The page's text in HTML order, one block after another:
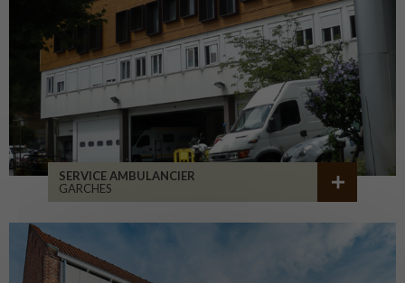
SERVICE AMBULANCIER
GARCHES